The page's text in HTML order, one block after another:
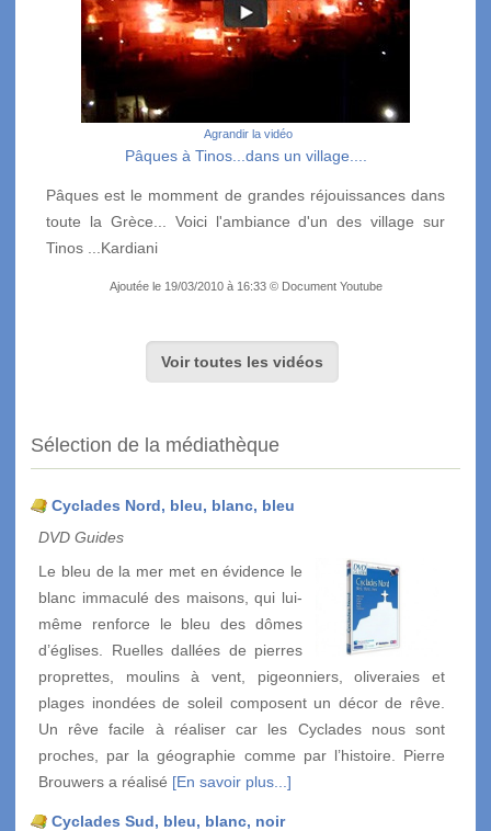
Agrandir la vidéo
Pâques à Tinos...dans un village....
Pâques est le momment de grandes réjouissances dans
toute la Grèce... Voici l'ambiance d'un des village sur
Tinos ...Kardiani
Ajoutée le 19/03/2010 à 16:33 © Document Youtube
Voir toutes les vidéos
Sélection de la médiathèque
Cyclades Nord, bleu, blanc, bleu
DVD Guides
Le bleu de la mer met en évidence le
blanc immaculé des maisons, qui lui-
même renforce le bleu des dômes
d’églises. Ruelles dallées de pierres
proprettes, moulins à vent, pigeonniers, oliveraies et
plages inondées de soleil composent un décor de rêve.
Un rêve facile à réaliser car les Cyclades nous sont
proches, par la géographie comme par l’histoire. Pierre
Brouwers a réalisé [En savoir plus...]
Cyclades Sud, bleu, blanc, noir